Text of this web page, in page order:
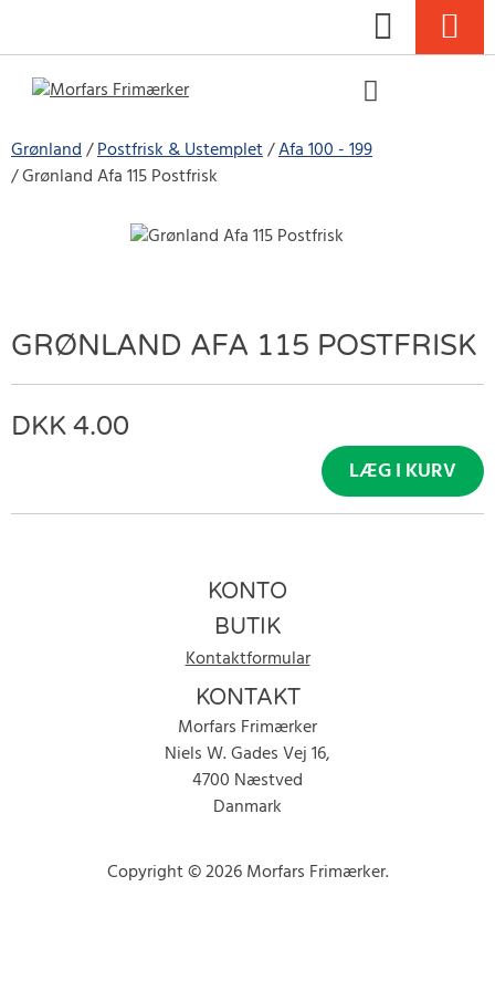
Grønland Postfrisk & Ustemplet Afa 100 - 199
Grønland Afa 115 Postfrisk
GRØNLAND AFA 115 POSTFRISK
4.00
LÆG I KURV
KONTO
BUTIK
Kontaktformular
KONTAKT
Morfars Frimærker
Niels W. Gades Vej 16,
4700 Næstved
Danmark
Copyright © 2026 Morfars Frimærker.